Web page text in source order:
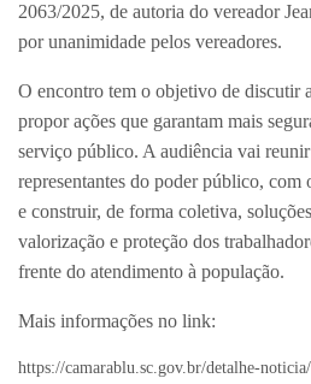
2063/2025, de autoria do vereador
por unanimidade pelos vereadores.
O encontro tem o objetivo de discutir
propor ações que garantam mais
serviço público. A audiência vai
representantes do poder público,
e construir, de forma coletiva,
valorização e proteção dos
frente do atendimento à população.
Mais informações no link:
https://camarablu.sc.gov.br/detalhe-